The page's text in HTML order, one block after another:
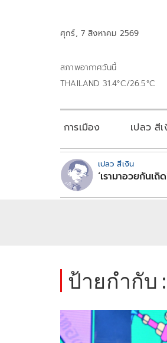
ศุกร์, 7 สิงหาคม 2569
สภาพอากาศวันนี้
THAILAND 31.4°C/26.5°C
การเมือง เปลว สี
เปลว สีเงิน
‘เรามาอวยกันเถิด
ป้ายกำกับ :